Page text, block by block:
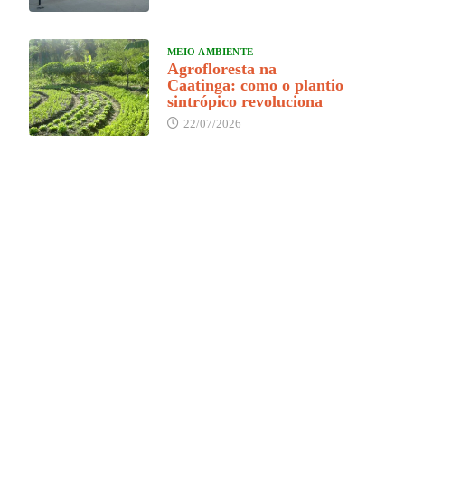
MEIO AMBIENTE
Agrofloresta na
Caatinga: como o plantio
sintrópico revoluciona
22/07/2026